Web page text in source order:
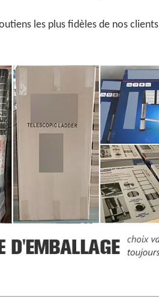
les plus fidèles de nos